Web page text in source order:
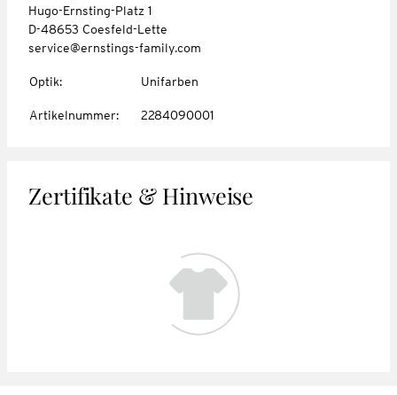
Hugo-Ernsting-Platz 1
D-48653 Coesfeld-Lette
service@ernstings-family.com
Optik: Unifarben
Artikelnummer: 2284090001
Zertifikate & Hinweise